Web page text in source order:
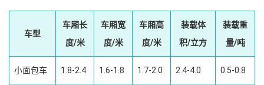
车型
车厢长
度/米
车厢宽
度/米
车厢高
度/米
装载体
积/立方
装载重
量/吨
小面包车 1.8-2.4 1.6-1.8 1.7-2.0 2.4-4.0 0.5-0.8